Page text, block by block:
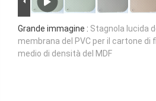
Grande immagine : Stagnola lucida
membrana del PVC per il cartone di
medio di densità del MDF